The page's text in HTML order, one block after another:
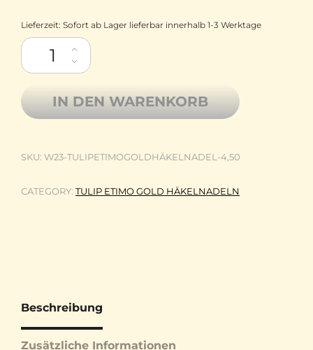
Lieferzeit: Sofort ab Lager lieferbar innerhalb 1-3 Werktage
Tulip ETIMO Häkelnadel mit Softgrip Gold 4,50mm Menge
IN DEN WARENKORB
SKU: W23-TULIPETIMOGOLDHÄKELNADEL-4,50
CATEGORY: TULIP ETIMO GOLD HÄKELNADELN
Beschreibung
Zusätzliche Informationen